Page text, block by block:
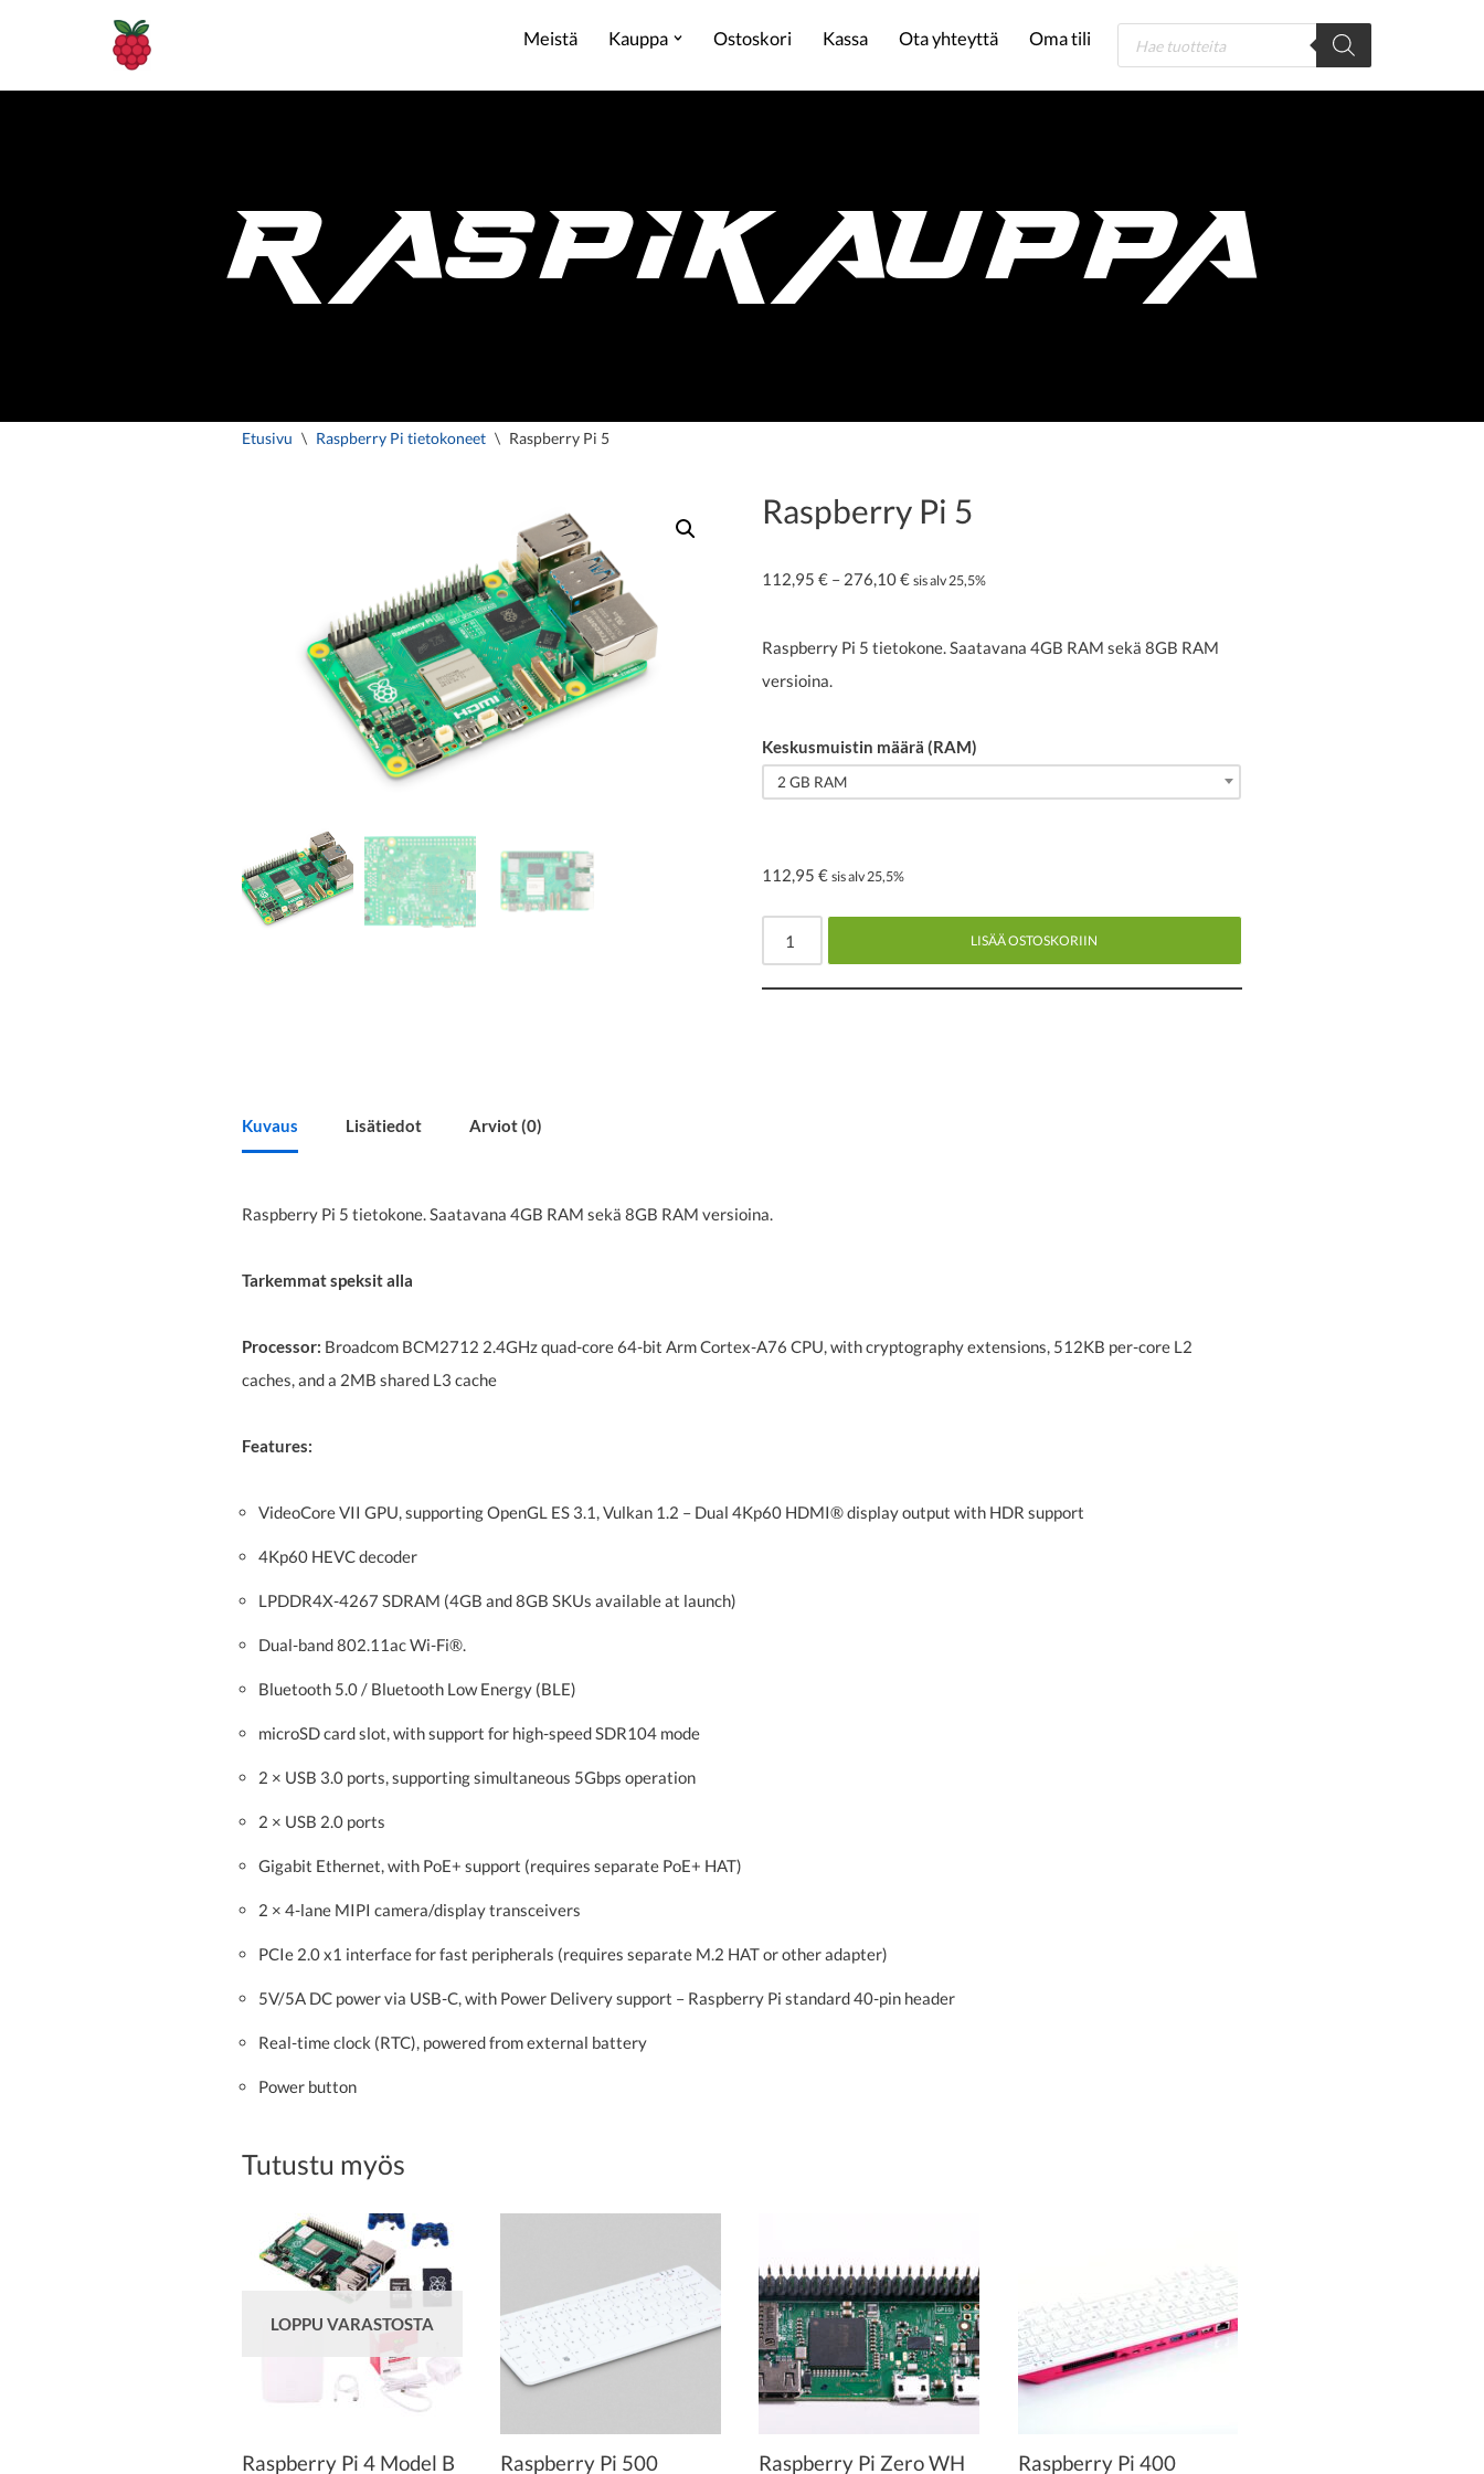
suoraan
Meistä Kauppa Ostoskori Kassa Ota yhteyttä Oma tili
RASPIKAUPPA
Etusivu \ Raspberry Pi tietokoneet \ Raspberry Pi 5
Raspberry Pi 5
112,95€ – 276,10€ sis alv 25,5%
Raspberry Pi 5 tietokone. Saatavana 4GB RAM sekä 8GB RAM
versioina.
Keskusmuistin määrä (RAM)
2 GB RAM
112,95€ sis alv 25,5%
LISÄÄ OSTOSKORIIN
Kuvaus Lisätiedot Arviot (0)
Raspberry Pi 5 tietokone. Saatavana 4GB RAM sekä 8GB RAM versioina.
Tarkemmat speksit alla
Processor: Broadcom BCM2712 2.4GHz quad-core 64-bit Arm Cortex-A76 CPU, with cryptography extensions, 512KB per-core L2
caches, and a 2MB shared L3 cache
Features:
VideoCore VII GPU, supporting OpenGL ES 3.1, Vulkan 1.2 – Dual 4Kp60 HDMI® display output with HDR support
4Kp60 HEVC decoder
LPDDR4X-4267 SDRAM (4GB and 8GB SKUs available at launch)
Dual-band 802.11ac Wi-Fi®.
Bluetooth 5.0 / Bluetooth Low Energy (BLE)
microSD card slot, with support for high-speed SDR104 mode
2 × USB 3.0 ports, supporting simultaneous 5Gbps operation
2 × USB 2.0 ports
Gigabit Ethernet, with PoE+ support (requires separate PoE+ HAT)
2 × 4-lane MIPI camera/display transceivers
PCIe 2.0 x1 interface for fast peripherals (requires separate M.2 HAT or other adapter)
5V/5A DC power via USB-C, with Power Delivery support – Raspberry Pi standard 40-pin header
Real-time clock (RTC), powered from external battery
Power button
Tutustu myös
LOPPU VARASTOSTA
Raspberry Pi 4 Model B
Raspberry Pi 500 Raspberry Pi Zero WH Raspberry Pi 400